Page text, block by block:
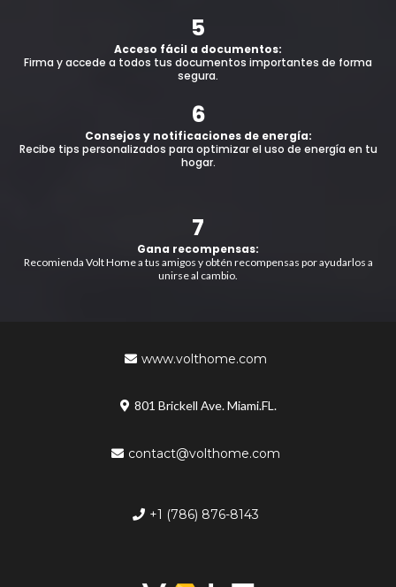
5
Acceso fácil a documentos:
Firma y accede a todos tus documentos importantes de forma
segura.
6
Consejos y notificaciones de energía:
Recibe tips personalizados para optimizar el uso de energía en tu
hogar.
7
Gana recompensas:
Recomienda Volt Home a tus amigos y obtén recompensas por ayudarlos a
unirse al cambio.
www.volthome.com
801 Brickell Ave. Miami.FL.
contact@volthome.com
+1 (786) 876-8143